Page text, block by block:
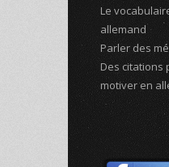
Le
allemand
Parler des
Des citations
motiver en